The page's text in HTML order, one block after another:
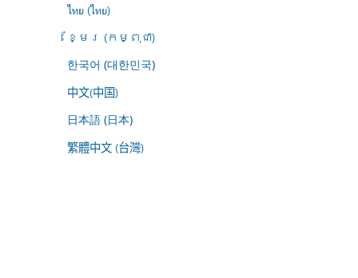
ไทย (ไทย)
ខ្មែរ (កម្ពុជា)
한국어 (대한민국)
中文(中国)
日本語 (日本)
繁體中文 (台灣)